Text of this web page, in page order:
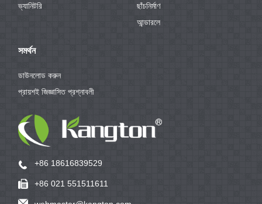
ভ্যানিটরি
ছাঁচনির্মাণ
আন্ডারলে
সমর্থন
ডাউনলোড করুন
প্রায়শই জিজ্ঞাসিত প্রশ্নাবলী
+86 18616839529
+86 021 551511611